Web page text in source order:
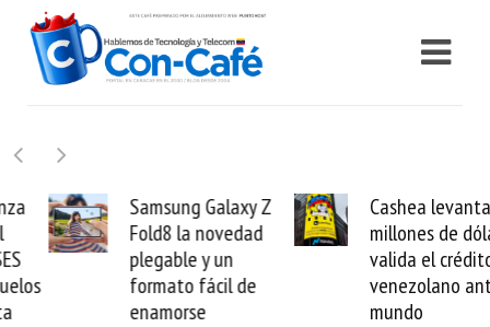
Samsung Galaxy Z
Fold8 la novedad
plegable y un
formato fácil de
enamorse
Cashea levanta 100
millones de dólares y
valida el crédito del
venezolano ante el
mundo